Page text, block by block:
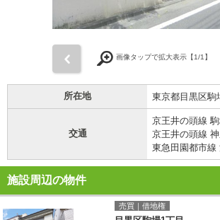
画像タップで拡大表示【1/1】
所在地 東京都目黒区駒
交通
京王井の頭線
京王井の頭線
東急田園都市線
施設周辺の物件
売買｜借地権